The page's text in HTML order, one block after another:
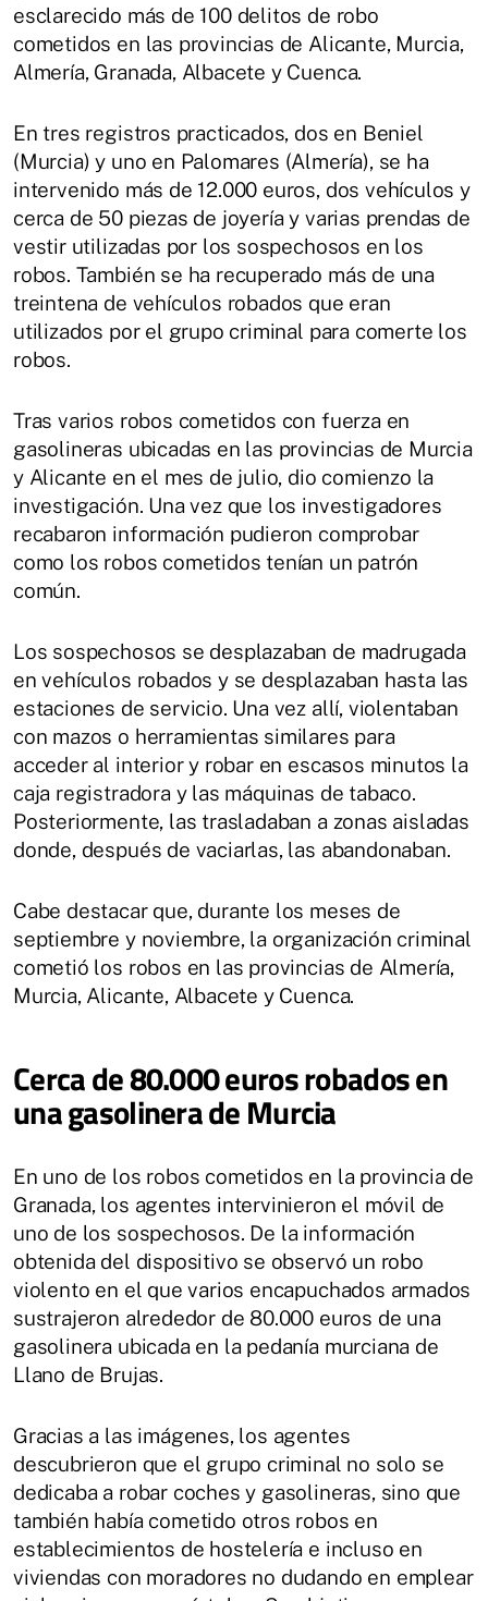
esclarecido más de 100 delitos de robo
cometidos en las provincias de Alicante, Murcia,
Almería, Granada, Albacete y Cuenca.
En tres registros practicados, dos en Beniel
(Murcia) y uno en Palomares (Almería), se ha
intervenido más de 12.000 euros, dos vehículos y
cerca de 50 piezas de joyería y varias prendas de
vestir utilizadas por los sospechosos en los
robos. También se ha recuperado más de una
treintena de vehículos robados que eran
utilizados por el grupo criminal para comerte los
robos.
Tras varios robos cometidos con fuerza en
gasolineras ubicadas en las provincias de Murcia
y Alicante en el mes de julio, dio comienzo la
investigación. Una vez que los investigadores
recabaron información pudieron comprobar
como los robos cometidos tenían un patrón
común.
Los sospechosos se desplazaban de madrugada
en vehículos robados y se desplazaban hasta las
estaciones de servicio. Una vez allí, violentaban
con mazos o herramientas similares para
acceder al interior y robar en escasos minutos la
caja registradora y las máquinas de tabaco.
Posteriormente, las trasladaban a zonas aisladas
donde, después de vaciarlas, las abandonaban.
Cabe destacar que, durante los meses de
septiembre y noviembre, la organización criminal
cometió los robos en las provincias de Almería,
Murcia, Alicante, Albacete y Cuenca.
Cerca de 80.000 euros robados en
una gasolinera de Murcia
En uno de los robos cometidos en la provincia de
Granada, los agentes intervinieron el móvil de
uno de los sospechosos. De la información
obtenida del dispositivo se observó un robo
violento en el que varios encapuchados armados
sustrajeron alrededor de 80.000 euros de una
gasolinera ubicada en la pedanía murciana de
Llano de Brujas.
Gracias a las imágenes, los agentes
descubrieron que el grupo criminal no solo se
dedicaba a robar coches y gasolineras, sino que
también había cometido otros robos en
establecimientos de hostelería e incluso en
viviendas con moradores no dudando en emplear